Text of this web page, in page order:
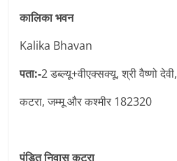
कालिका भवन
Kalika Bhavan
पता:-2 डब्ल्यू+वीएक्सक्यू, श्री वैष्णो देवी,
कटरा, जम्मू और कश्मीर 182320
पंडित निवास कटरा